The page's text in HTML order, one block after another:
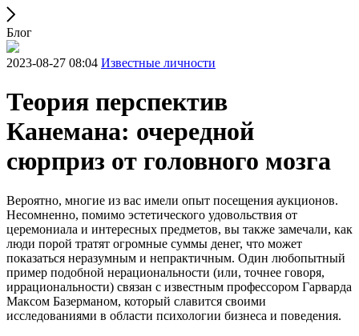
Блог
2023-08-27 08:04 Известные личности
Теория перспектив
Канемана: очередной
сюрприз от головного мозга
Вероятно, многие из вас имели опыт посещения аукционов.
Несомненно, помимо эстетического удовольствия от
церемониала и интересных предметов, вы также замечали, как
люди порой тратят огромные суммы денег, что может
показаться неразумным и непрактичным. Один любопытный
пример подобной нерациональности (или, точнее говоря,
иррациональности) связан с известным профессором Гарварда
Максом Базерманом, который славится своими
исследованиями в области психологии бизнеса и поведения.